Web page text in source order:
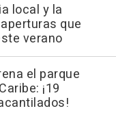
local y la
que
verano
el parque
¡19